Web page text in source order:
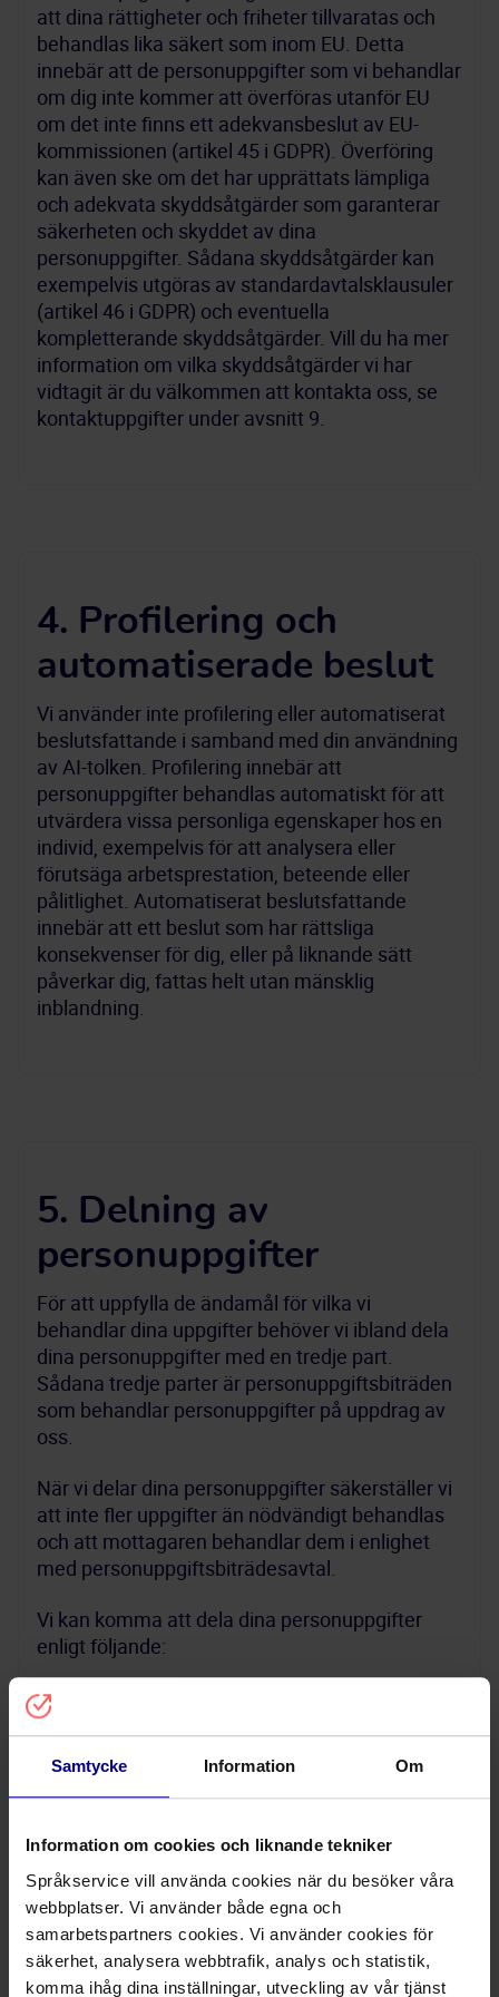
Samtycke Information Om
Information om cookies och liknande tekniker
Språkservice vill använda cookies när du besöker våra
webbplatser. Vi använder både egna och
samarbetspartners cookies. Vi använder cookies för
säkerhet, analysera webbtrafik, analys och statistik,
komma ihåg dina inställningar, utveckling av vår tjänst
att dina rättigheter och friheter tillvaratas och
behandlas lika säkert som inom EU. Detta
innebär att de personuppgifter som vi behandlar
om dig inte kommer att överföras utanför EU
om det inte finns ett adekvansbeslut av EU-
kommissionen (artikel 45 i GDPR). Överföring
kan även ske om det har upprättats lämpliga
och adekvata skyddsåtgärder som garanterar
säkerheten och skyddet av dina
personuppgifter. Sådana skyddsåtgärder kan
exempelvis utgöras av standardavtalsklausuler
(artikel 46 i GDPR) och eventuella
kompletterande skyddsåtgärder. Vill du ha mer
information om vilka skyddsåtgärder vi har
vidtagit är du välkommen att kontakta oss, se
kontaktuppgifter under avsnitt 9.
4. Profilering och
automatiserade beslut
Vi använder inte profilering eller automatiserat
beslutsfattande i samband med din användning
av AI-tolken. Profilering innebär att
personuppgifter behandlas automatiskt för att
utvärdera vissa personliga egenskaper hos en
individ, exempelvis för att analysera eller
förutsäga arbetsprestation, beteende eller
pålitlighet. Automatiserat beslutsfattande
innebär att ett beslut som har rättsliga
konsekvenser för dig, eller på liknande sätt
påverkar dig, fattas helt utan mänsklig
inblandning.
5. Delning av
personuppgifter
För att uppfylla de ändamål för vilka vi
behandlar dina uppgifter behöver vi ibland dela
dina personuppgifter med en tredje part.
Sådana tredje parter är personuppgiftsbiträden
som behandlar personuppgifter på uppdrag av
oss.
När vi delar dina personuppgifter säkerställer vi
att inte fler uppgifter än nödvändigt behandlas
och att mottagaren behandlar dem i enlighet
med personuppgiftsbiträdesavtal.
Vi kan komma att dela dina personuppgifter
behandlar dina personuppgifter enligt vår
instruktion och
inkluderar leverantörer av
molnlagringstjänster och
AI-tjänsteleverantörer som behandlar
uppgifter för produktutveckling enligt våra